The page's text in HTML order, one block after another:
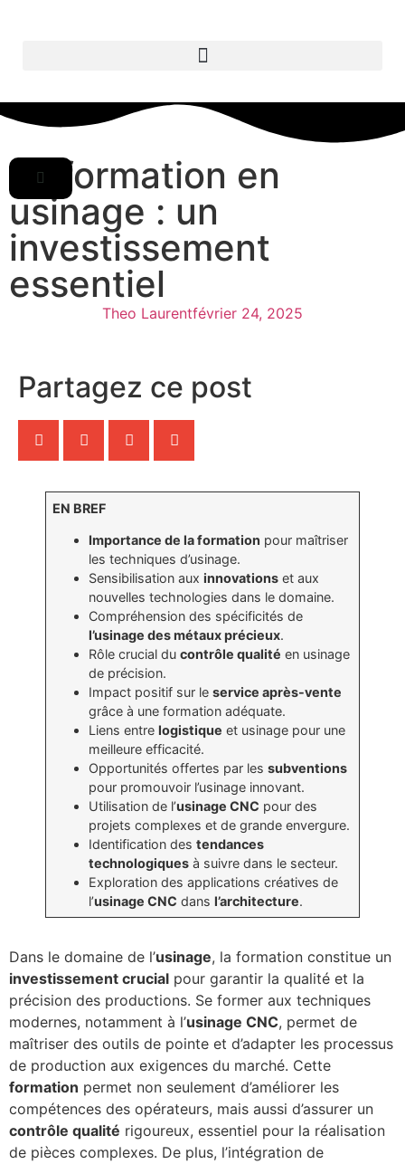
La formation en
usinage : un
investissement
essentiel
Theo Laurentfévrier 24, 2025
Partagez ce post
EN BREF
Importance de la formation pour maîtriser
les techniques d’usinage.
Sensibilisation auxinnovations et aux
nouvelles technologies dans le domaine.
Compréhension des spécificités de
l’usinage des métaux précieux.
Rôle crucial ducontrôle qualité en usinage
de précision.
Impact positif sur leservice après-vente
grâce à une formation adéquate.
Liens entrelogistique et usinage pour une
meilleure efficacité.
Opportunités offertes par lessubventions
pour promouvoir l’usinage innovant.
Utilisation de l’usinage CNC pour des
projets complexes et de grande envergure.
Identification destendances
technologiques à suivre dans le secteur.
Exploration des applications créatives de
l’usinage CNC dansl’architecture.
Dans le domaine de l’usinage, la formation constitue un
investissement crucial pour garantir la qualité et la
précision des productions. Se former aux techniques
modernes, notamment à l’usinage CNC, permet de
maîtriser des outils de pointe et d’adapter les processus
de production aux exigences du marché. Cette
formation permet non seulement d’améliorer les
compétences des opérateurs, mais aussi d’assurer un
contrôle qualité rigoureux, essentiel pour la réalisation
de pièces complexes. De plus, l’intégration de